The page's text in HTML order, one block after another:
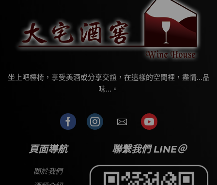
坐上吧檯椅，享受美酒或分享交誼，在這樣的空間裡，盡情…品
味…。
頁面導航
關於我們
聯繫我們 LINE＠